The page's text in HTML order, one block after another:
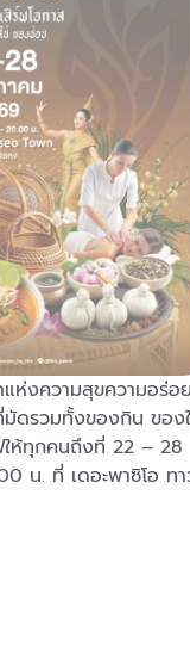
ห่งความสุขความอร่อย
ดรวมทั้งของกิน ของ
ให้ทุกคนถึงที่ 22 – 28
น. ที่ เดอะพาซิโอ ท